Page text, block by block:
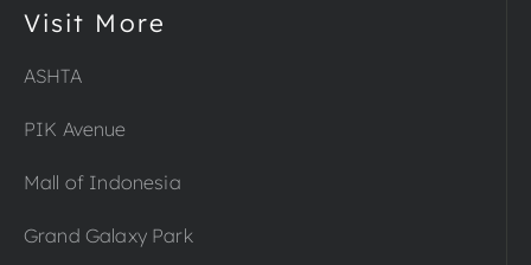
Visit More
ASHTA
PIK Avenue
Mall of Indonesia
Grand Galaxy Park